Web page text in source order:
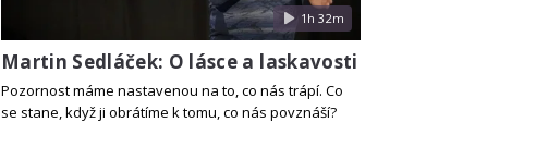
1h 32m
Martin Sedláček: O lásce a laskavosti
Pozornost máme nastavenou na to, co nás trápí. Co
se stane, když ji obrátíme k tomu, co nás povznáší?